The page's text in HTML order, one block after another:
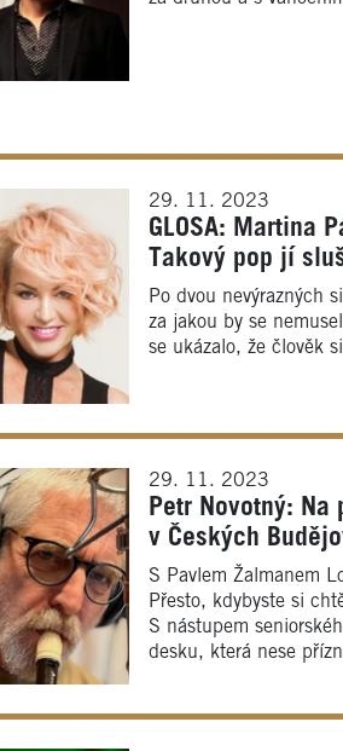
29. 11. 2023
GLOSA: Martina
Takový pop jí
Po dvou nevýrazných
za jakou by se
se ukázalo, že člověk
29. 11. 2023
Petr Novotný:
v Českých
S Pavlem Žalmanem
Přesto, kdybyste si
S nástupem
desku, která nese